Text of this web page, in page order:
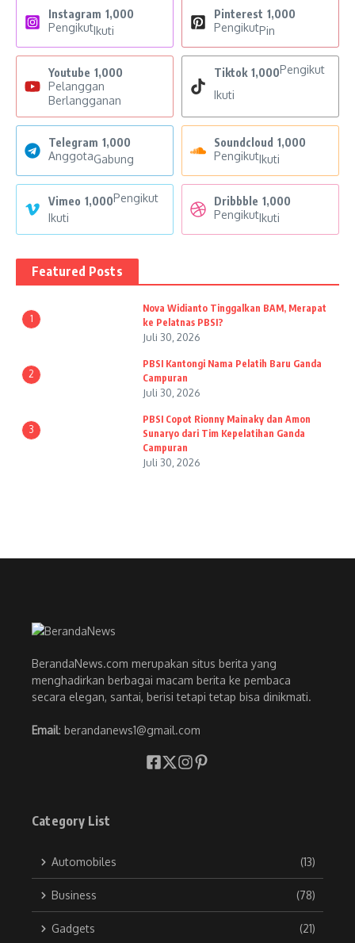
Instagram 1,000
PengikutIkuti
Pinterest 1,000
PengikutPin
Youtube 1,000
Pelanggan
Berlangganan
Tiktok 1,000Pengikut
Ikuti
Telegram 1,000
AnggotaGabung
Soundcloud 1,000
PengikutIkuti
Vimeo 1,000Pengikut
Ikuti
Dribbble 1,000
PengikutIkuti
Featured Posts
1
Nova Widianto Tinggalkan BAM, Merapat
ke Pelatnas PBSI?
Juli 30, 2026
2
PBSI Kantongi Nama Pelatih Baru Ganda
Campuran
Juli 30, 2026
3
PBSI Copot Rionny Mainaky dan Amon
Sunaryo dari Tim Kepelatihan Ganda
Campuran
Juli 30, 2026
BerandaNews.com merupakan situs berita yang
menghadirkan berbagai macam berita ke pembaca
secara elegan, santai, berisi tetapi tetap bisa dinikmati.
Email: berandanews1@gmail.com
Category List
Automobiles (13)
Business (78)
Gadgets (21)